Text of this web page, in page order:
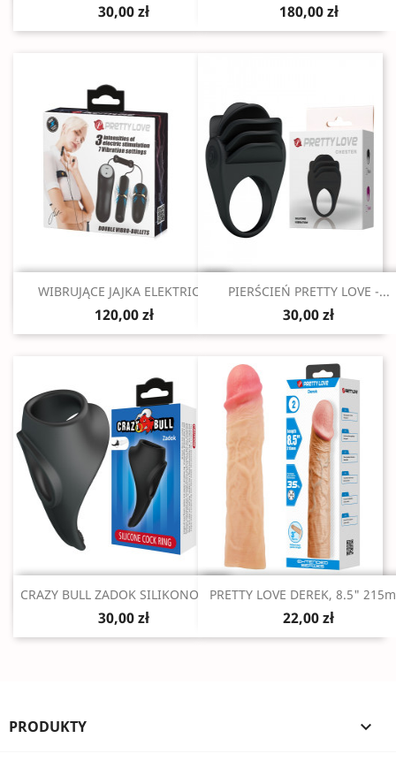
30,00 zł 180,00 zł
Szybki podgląd
WIBRUJĄCE JAJKA ELEKTRIC...
120,00 zł
Szybki podgląd
PIERŚCIEŃ PRETTY LOVE -...
30,00 zł
 Szybki podgląd
CRAZY BULL ZADOK SILIKONOWY...
30,00 zł
Szybki podgląd
PRETTY LOVE DEREK, 8.5"
22,00 zł
PRODUKTY 